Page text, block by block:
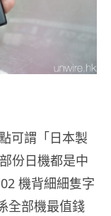
可謂「日本製
份日機都是中
機背細細隻字
全部機最值錢